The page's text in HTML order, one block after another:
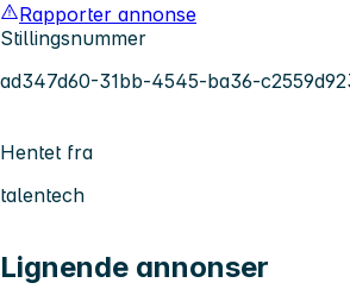
Rapporter annonse
Stillingsnummer
ad347d60-31bb-4545-ba36-
Hentet fra
talentech
Lignende annonser